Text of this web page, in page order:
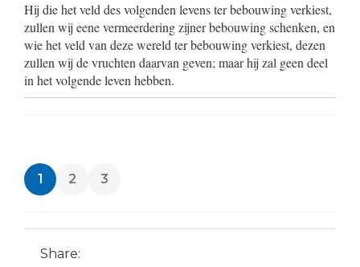
Hij die het veld des volgenden levens ter bebouwing verkiest,
zullen wij eene vermeerdering zijner bebouwing schenken, en
wie het veld van deze wereld ter bebouwing verkiest, dezen
zullen wij de vruchten daarvan geven; maar hij zal geen deel
in het volgende leven hebben.
1 2 3
Share: